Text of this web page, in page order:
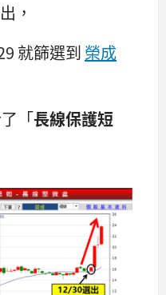
，
就篩選到 榮成
「長線保護短